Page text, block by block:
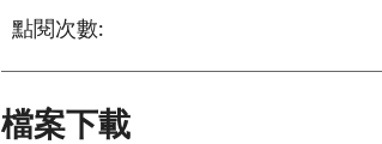
點閱次數:
檔案下載